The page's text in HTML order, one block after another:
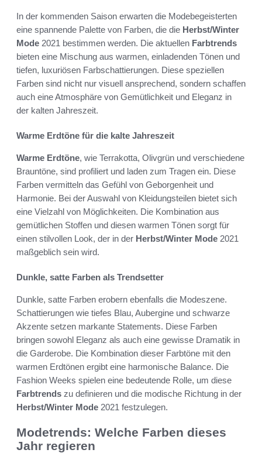
In der kommenden Saison erwarten die Modebegeisterten
eine spannende Palette von Farben, die die Herbst/Winter
Mode 2021 bestimmen werden. Die aktuellen Farbtrends
bieten eine Mischung aus warmen, einladenden Tönen und
tiefen, luxuriösen Farbschattierungen. Diese speziellen
Farben sind nicht nur visuell ansprechend, sondern schaffen
auch eine Atmosphäre von Gemütlichkeit und Eleganz in
der kalten Jahreszeit.
Warme Erdtöne für die kalte Jahreszeit
Warme Erdtöne, wie Terrakotta, Olivgrün und verschiedene
Brauntöne, sind profiliert und laden zum Tragen ein. Diese
Farben vermitteln das Gefühl von Geborgenheit und
Harmonie. Bei der Auswahl von Kleidungsteilen bietet sich
eine Vielzahl von Möglichkeiten. Die Kombination aus
gemütlichen Stoffen und diesen warmen Tönen sorgt für
einen stilvollen Look, der in der Herbst/Winter Mode 2021
maßgeblich sein wird.
Dunkle, satte Farben als Trendsetter
Dunkle, satte Farben erobern ebenfalls die Modeszene.
Schattierungen wie tiefes Blau, Aubergine und schwarze
Akzente setzen markante Statements. Diese Farben
bringen sowohl Eleganz als auch eine gewisse Dramatik in
die Garderobe. Die Kombination dieser Farbtöne mit den
warmen Erdtönen ergibt eine harmonische Balance. Die
Fashion Weeks spielen eine bedeutende Rolle, um diese
Farbtrends zu definieren und die modische Richtung in der
Herbst/Winter Mode 2021 festzulegen.
Modetrends: Welche Farben dieses
Jahr regieren